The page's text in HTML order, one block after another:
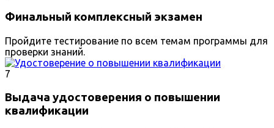
Финальный комплексный экзамен
Пройдите тестирование по всем темам программы для
проверки знаний.
7
Выдача удостоверения о повышении
квалификации